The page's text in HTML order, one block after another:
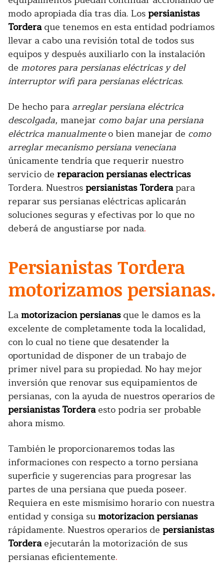
modo apropiada día tras día. Lospersianistas
Torderaque tenemos en esta entidad podriamos
llevar a cabo una revisión total de todos sus
equipos y después auxiliarlo con la instalación
de motores para persianas eléctricas y del
interruptor wifi para persianas eléctricas.
De hecho para arreglar persiana eléctrica
descolgada, manejar como bajar una persiana
eléctrica manualmenteo bien manejar de como
arreglar mecanismo persiana veneciana
únicamente tendría que requerir nuestro
servicio de reparacion persianas electricas
Tordera. Nuestrospersianistas Torderapara
reparar sus persianas eléctricas aplicarán
soluciones seguras y efectivas por lo que no
deberá de angustiarse por nada.
Persianistas Tordera
motorizamos persianas.
Lamotorizacion persianasque le damos es la
excelente de completamente toda la localidad,
con lo cual no tiene que desatender la
oportunidad de disponer de un trabajo de
primer nivel para su propiedad. No hay mejor
inversión que renovar sus equipamientos de
persianas, con la ayuda de nuestros operarios de
persianistas Torderaesto podria ser probable
ahora mismo.
También le proporcionaremos todas las
informaciones con respecto a torno persiana
superficie y sugerencias para progresar las
partes de una persiana que pueda poseer.
Requiera en este mismísimo horario con nuestra
entidad y consiga sumotorizacion persianas
rápidamente. Nuestros operarios de persianistas
Torderaejecutarán la motorización de sus
persianas eficientemente.